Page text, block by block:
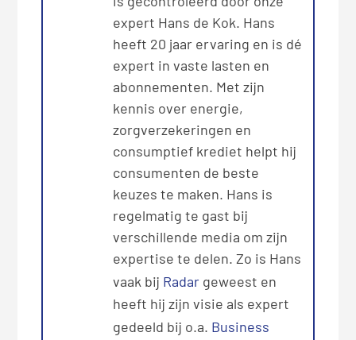
expert Hans de Kok. Hans
heeft 20 jaar ervaring en is dé
expert in vaste lasten en
abonnementen. Met zijn
kennis over energie,
zorgverzekeringen en
consumptief krediet helpt hij
consumenten de beste
keuzes te maken. Hans is
regelmatig te gast bij
verschillende media om zijn
expertise te delen. Zo is Hans
vaak bij Radar geweest en
heeft hij zijn visie als expert
gedeeld bij o.a. Business